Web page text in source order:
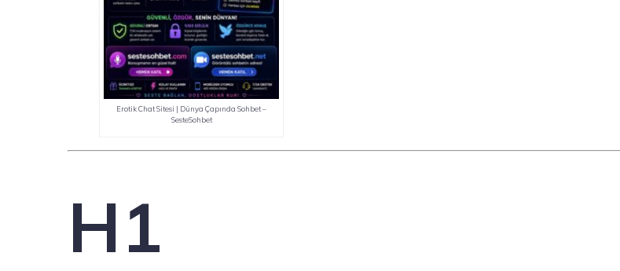
Erotik Chat Sitesi | Dünya Çapında Sohbet –
SesteSohbet
H1